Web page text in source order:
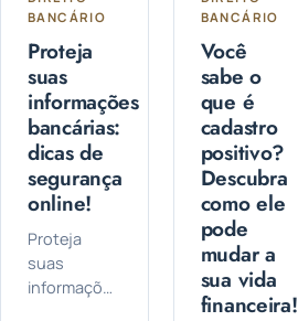
BANCÁRIO
Proteja
suas
informações
bancárias:
dicas de
segurança
online!
Proteja
suas
informações
BANCÁRIO
Você
sabe o
que é
cadastro
positivo?
Descubra
como ele
pode
mudar a
sua vida
financeira!